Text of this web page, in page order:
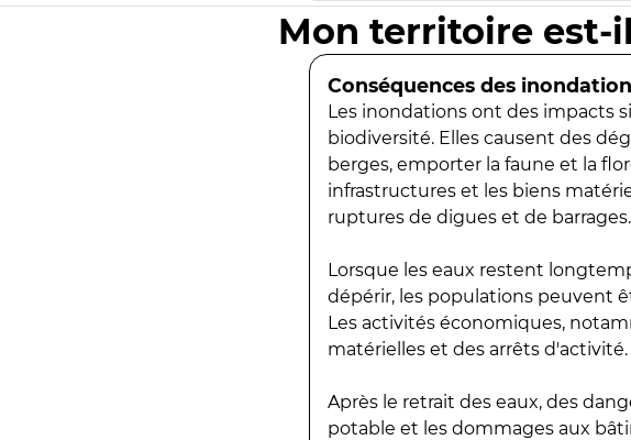
Mon territoire est-
Conséquences des
Les inondations ont des impacts
biodiversité. Elles causent des
berges, emporter la faune et la
infrastructures et les biens
ruptures de digues et de barrages.
Lorsque les eaux restent
dépérir, les populations peuvent
Les activités économiques,
matérielles et des arrêts d'activité.
Après le retrait des eaux, des
potable et les dommages aux